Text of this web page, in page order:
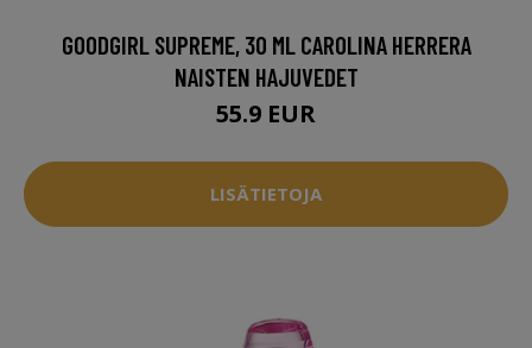
GOODGIRL SUPREME, 30 ML CAROLINA HERRERA
NAISTEN HAJUVEDET
55.9 EUR
LISÄTIETOJA